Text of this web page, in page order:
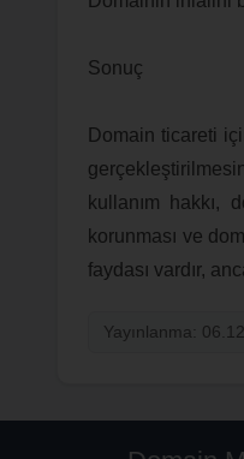
Sonuç
Domain ticareti
kullanım hakkı,
korunması ve
faydası vardır,
Yayınlanma: